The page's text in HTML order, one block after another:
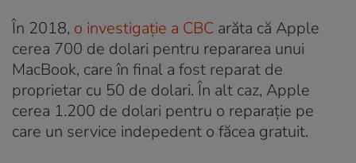
În 2018, o investigație a CBC arăta că Apple
cerea 700 de dolari pentru repararea unui
MacBook, care în final a fost reparat de
proprietar cu 50 de dolari. În alt caz, Apple
cerea 1.200 de dolari pentru o reparație pe
care un service indepedent o făcea gratuit.